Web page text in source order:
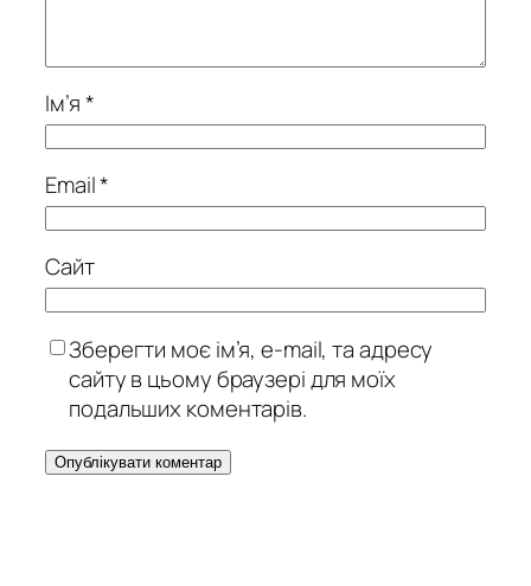
Ім’я*
Email*
Сайт
Зберегти моє ім’я, e-mail, та адресу
сайту в цьому браузері для моїх
подальших коментарів.